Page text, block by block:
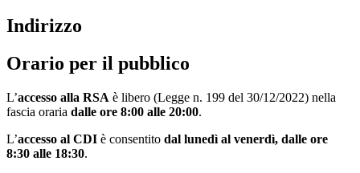
Indirizzo
Orario per il pubblico
L’accesso alla RSA è libero (Legge n. 199 del 30/12/2022) nella
fascia oraria dalle ore 8:00 alle 20:00.
L’accesso al CDI è consentito dal lunedì al venerdì, dalle ore
8:30 alle 18:30.